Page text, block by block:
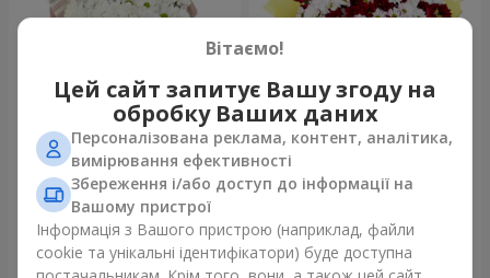
Букет "White happiness"
999 грн
Букет "Ніжні акорди"
3 227 грн
Вітаємо!
Цей сайт запитує Вашу згоду на
обробку Ваших даних
Персоналізована реклама, контент, аналітика,
вимірювання ефективності
Збереження і/або доступ до інформації на
Вашому пристрої
Інформація з Вашого пристрою (наприклад, файли
cookie та унікальні ідентифікатори) буде доступна